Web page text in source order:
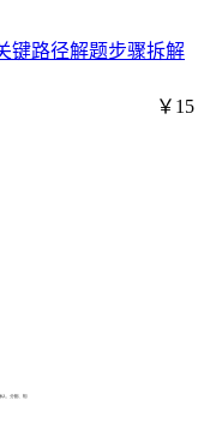
键路径解题步骤拆解
￥15